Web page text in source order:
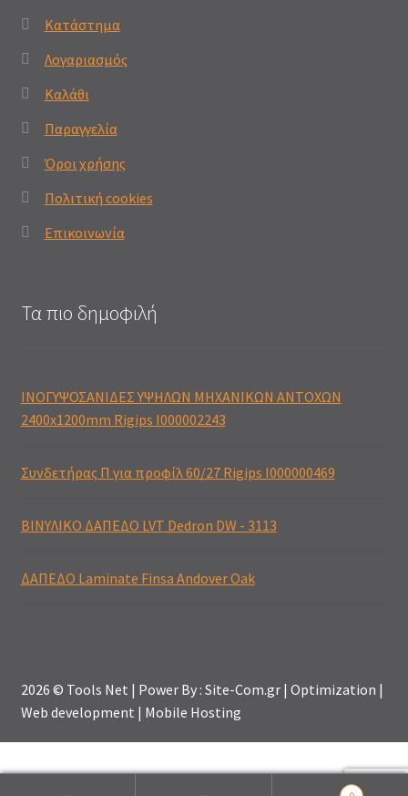
Κατάστημα
Λογαριασμός
Καλάθι
Παραγγελία
Όροι χρήσης
Πολιτική cookies
Επικοινωνία
Τα πιο δημοφιλή
ΙΝΟΓΥΨΟΣΑΝΙΔΕΣ ΥΨΗΛΩΝ ΜΗΧΑΝΙΚΩΝ ΑΝΤΟΧΩΝ
2400x1200mm Rigips I000002243
Συνδετήρας Π για προφίλ 60/27 Rigips I000000469
ΒΙΝΥΛΙΚΟ ΔΑΠΕΔΟ LVT Dedron DW - 3113
ΔΑΠΕΔΟ Laminate Finsa Andover Oak
2026 © Tools Net | Power By : Site-Com.gr | Optimization |
Web development | Mobile Hosting